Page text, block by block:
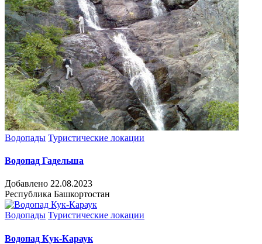
Водопады Туристические локации
Водопад Гадельша
Добавлено 22.08.2023
Республика Башкортостан
Водопады Туристические локации
Водопад Кук-Караук